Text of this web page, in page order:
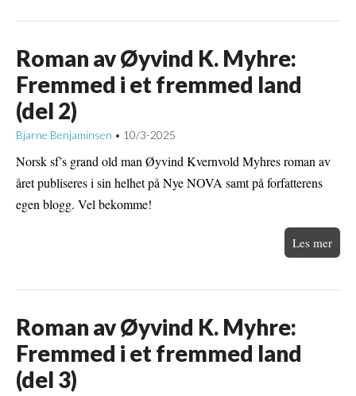
Roman av Øyvind K. Myhre:
Fremmed i et fremmed land
(del 2)
Bjarne Benjaminsen • 10/3-2025
Norsk sf’s grand old man Øyvind Kvernvold Myhres roman av
året publiseres i sin helhet på Nye NOVA samt på forfatterens
egen blogg. Vel bekomme!
Les mer
Roman av Øyvind K. Myhre:
Fremmed i et fremmed land
(del 3)